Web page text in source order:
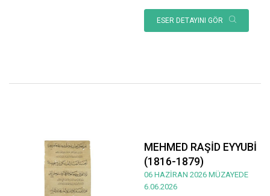
ESER DETAYINI GÖR
MEHMED RAŞİD EYYUBİ
(1816-1879)
06 HAZİRAN 2026 MÜZAYEDE
6.06.2026